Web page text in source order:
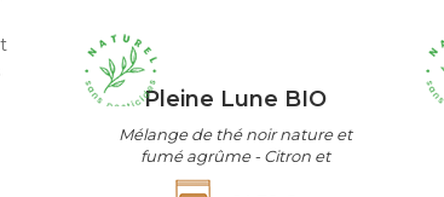
Pleine Lune BIO
Mélange de thé noir nature et
fumé agrûme - Citron et
verveine, Mélange de thé noir
Prix